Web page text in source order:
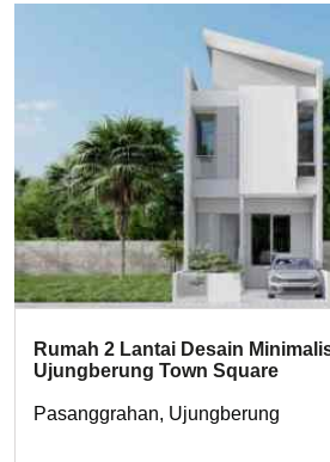
Rumah 2 Lantai Desain
Ujungberung Town Square
Pasanggrahan, Ujungberung